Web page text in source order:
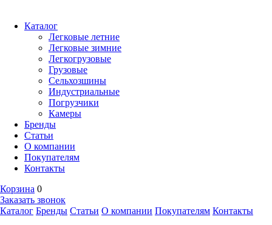
Каталог
Легковые летние
Легковые зимние
Легкогрузовые
Грузовые
Сельхозшины
Индустриальные
Погрузчики
Камеры
Бренды
Статьи
О компании
Покупателям
Контакты
Корзина 0
Заказать звонок
Каталог Бренды Статьи О компании Покупателям Контакты